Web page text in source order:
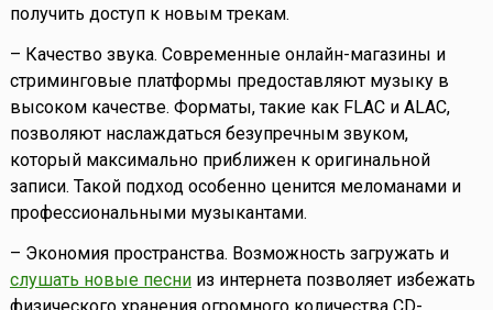
получить доступ к новым трекам.
– Качество звука. Современные онлайн-магазины и
стриминговые платформы предоставляют музыку в
высоком качестве. Форматы, такие как FLAC и ALAC,
позволяют наслаждаться безупречным звуком,
который максимально приближен к оригинальной
записи. Такой подход особенно ценится меломанами и
профессиональными музыкантами.
– Экономия пространства. Возможность загружать и
слушать новые песнииз интернета позволяет избежать